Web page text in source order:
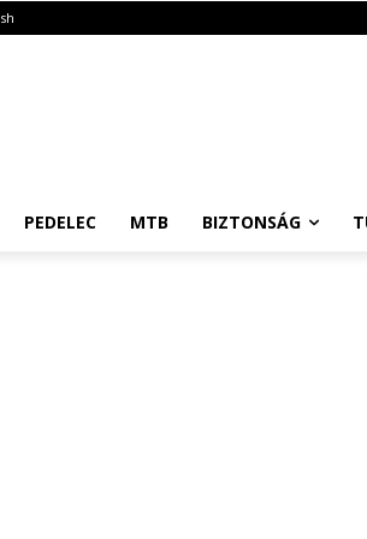
PEDELEC MTB BIZTONSÁG